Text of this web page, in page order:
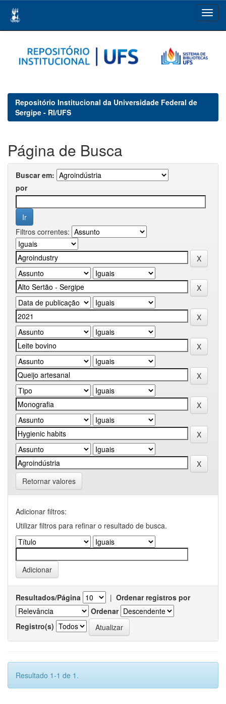
navigation
Repositório Institucional da Universidade Federal de
Sergipe - RI/UFS
Página de Busca
Buscar em:
por
Filtros correntes:
Retornar valores
Adicionar filtros:
Utilizar filtros para refinar o resultado de busca.
Resultados/Página | Ordenar registros por
Ordenar
Registro(s)
Resultado 1-1 de 1.